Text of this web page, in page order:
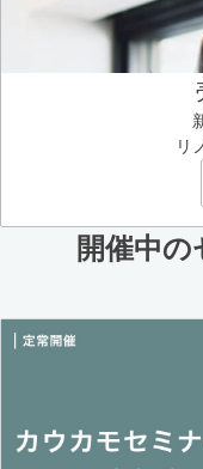
リ
開催中